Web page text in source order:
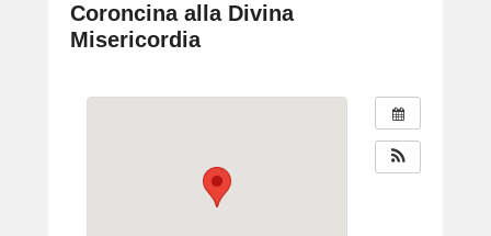
Coroncina alla Divina
Misericordia